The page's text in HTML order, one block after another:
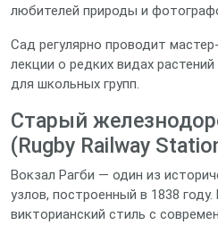
любителей природы и
Сад регулярно проводит
лекции о редких видах
для школьных групп.
Старый
(Rugby Railway
Вокзал Рагби — один из
узлов, построенный в 1838
викторианский стиль с